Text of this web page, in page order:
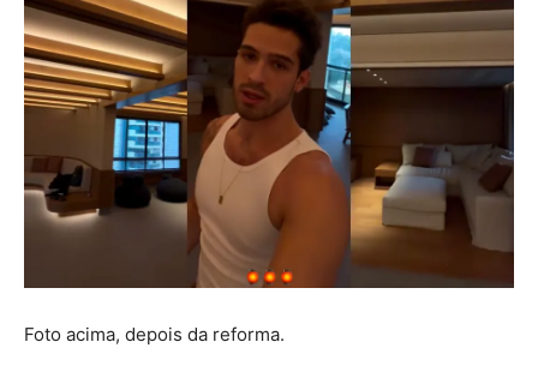
Foto acima, depois da reforma.